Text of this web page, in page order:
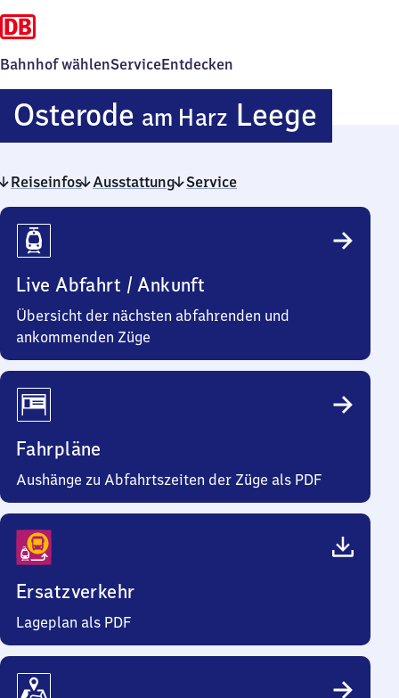
Bahnhof wählenServiceEntdecken
Osterode am Harz Leege
am
Reiseinfos Ausstattung Service
Reiseinfos
Live Abfahrt / Ankunft
Übersicht der nächsten abfahrenden und
ankommenden Züge
Fahrpläne
Aushänge zu Abfahrtszeiten der Züge als PDF
Ersatzverkehr
Lageplan als PDF